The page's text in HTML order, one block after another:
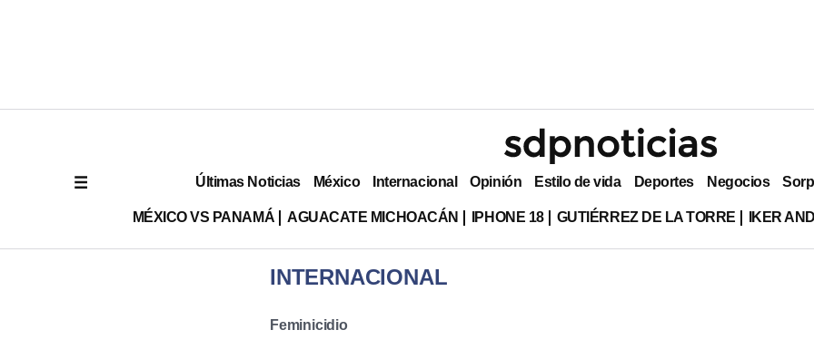
Últimas Noticias México Internacional Opinión Estilo de vida Deportes Negocios
MÉXICO VS PANAMÁ AGUACATE MICHOACÁN IPHONE 18 GUTIÉRREZ DE LA TORRE IKER
INTERNACIONAL
Feminicidio